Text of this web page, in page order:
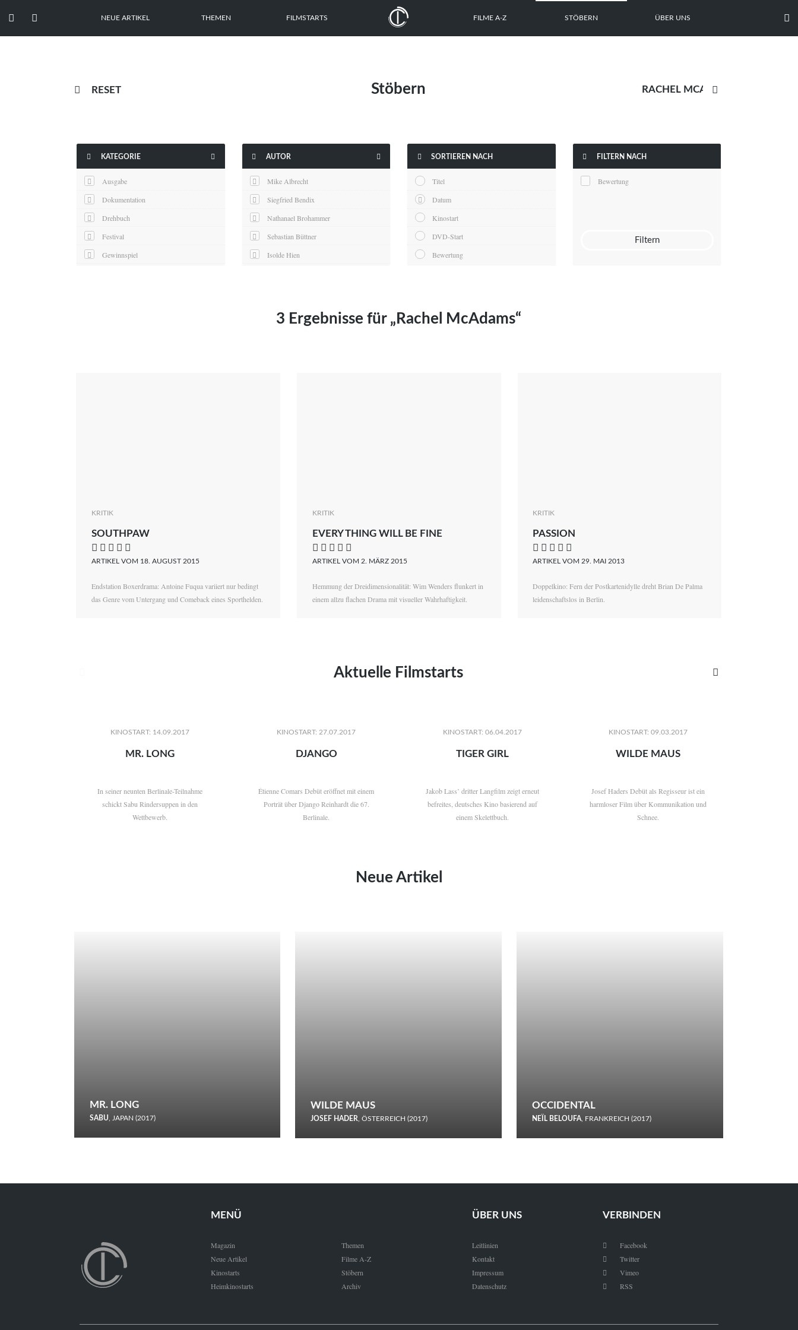
  NEUE ARTIKEL THEMEN FILMSTARTS FILME A-Z STÖBERN ÜBER UNS 
 RESET Stöbern 
 KATEGORIE 
Ausgabe
Dokumentation
Drehbuch
Festival
Gewinnspiel
 AUTOR 
Mike Albrecht
Siegfried Bendix
Nathanael Brohammer
Sebastian Büttner
Isolde Hien
Maximilian Kosing
Magdalena Zalewski
 SORTIEREN NACH
Titel
Datum
Kinostart
DVD-Start
Bewertung
 FILTERN NACH
Bewertung
Filtern
3 Ergebnisse für „Rachel McAdams“
KRITIK
SOUTHPAW
    
ARTIKEL VOM 18. AUGUST 2015
Endstation Boxerdrama: Antoine Fuqua variiert nur bedingt
das Genre vom Untergang und Comeback eines Sporthelden.
KRITIK
EVERY THING WILL BE FINE
    
ARTIKEL VOM 2. MÄRZ 2015
Hemmung der Dreidimensionalität: Wim Wenders flunkert in
einem allzu flachen Drama mit visueller Wahrhaftigkeit.
KRITIK
PASSION
    
ARTIKEL VOM 29. MAI 2013
Doppelkino: Fern der Postkartenidylle dreht Brian De Palma
leidenschaftslos in Berlin.
Aktuelle Filmstarts 
KINOSTART: 14.09.2017
MR. LONG
In seiner neunten Berlinale-Teilnahme
schickt Sabu Rindersuppen in den
Wettbewerb.
KINOSTART: 27.07.2017
DJANGO
Étienne Comars Debüt eröffnet mit einem
Porträt über Django Reinhardt die 67.
Berlinale.
KINOSTART: 06.04.2017
TIGER GIRL
Jakob Lass’ dritter Langfilm zeigt erneut
befreites, deutsches Kino basierend auf
einem Skelettbuch.
KINOSTART: 09.03.2017
WILDE MAUS
Josef Haders Debüt als Regisseur ist ein
harmloser Film über Kommunikation und
Schnee.
Neue Artikel
MR. LONG
SABU, JAPAN (2017)
den Wettbewerb.
WILDE MAUS
JOSEF HADER, ÖSTERREICH (2017)
Schnee.
OCCIDENTAL
NEÏL BELOUFA, FRANKREICH (2017)
MENÜ
Magazin
Neue Artikel
Kinostarts
Heimkinostarts
Themen
Filme A-Z
Stöbern
Archiv
ÜBER UNS
Leitlinien
Kontakt
Impressum
Datenschutz
VERBINDEN
 Facebook
 Twitter
 Vimeo
 RSS